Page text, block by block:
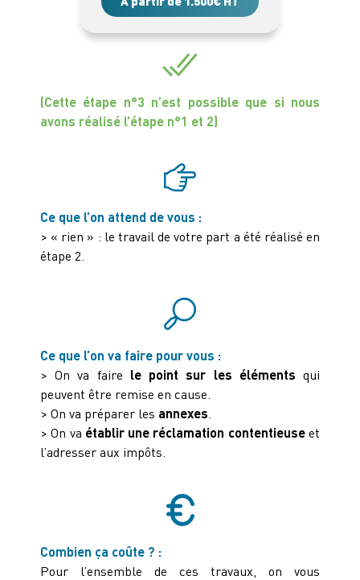
(Cette étape n°3 n’est possible que si nous
avons réalisé l’étape n°1 et 2)
Ce que l’on attend de vous :
> « rien » : le travail de votre part a été réalisé en
étape 2.
Ce que l’on va faire pour vous :
> On va faire le point sur les éléments qui
peuvent être remise en cause.
> On va préparer les annexes
> On va établir une réclamation contentieuseet
l’adresser aux impôts.
Combien ça coûte ? :
Pour l’ensemble de ces travaux, on vous